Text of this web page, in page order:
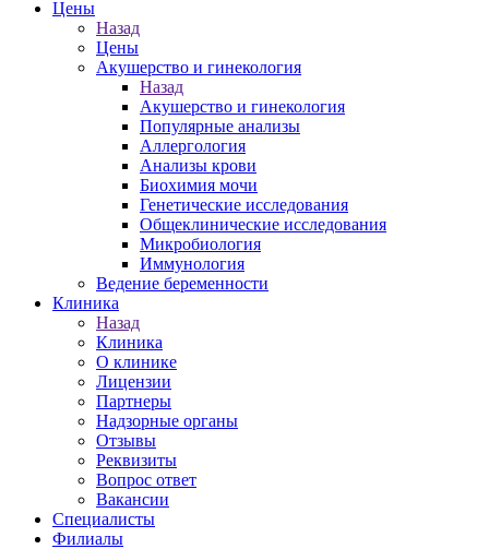
Цены
Назад
Цены
Акушерство и гинекология
Назад
Акушерство и гинекология
Популярные анализы
Аллергология
Анализы крови
Биохимия мочи
Генетические исследования
Общеклинические исследования
Микробиология
Иммунология
Ведение беременности
Клиника
Назад
Клиника
О клинике
Лицензии
Партнеры
Надзорные органы
Отзывы
Реквизиты
Вопрос ответ
Вакансии
Специалисты
Филиалы